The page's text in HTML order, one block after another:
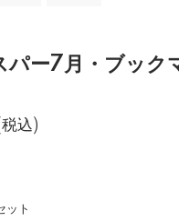
パー7月・ブック
込)
ット